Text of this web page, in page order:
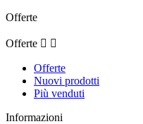
Offerte
Offerte  
Offerte
Nuovi prodotti
Più venduti
Informazioni